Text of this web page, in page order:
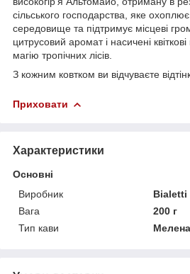
сільського господарства, яке
середовище та підтримує місцеві
цитрусовий аромат і насичені
магію тропічних лісів.
З кожним ковтком ви відчуваєте
Приховати
Характеристики
Основні
Виробник
Bialetti
Вага
200 г
Тип кави
Мелена